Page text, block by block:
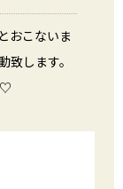
おこないま
します。
♡